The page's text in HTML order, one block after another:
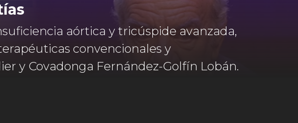
aórtica y tricúspide avanzada,
convencionales y
y Covadonga Fernández-Golfín Lobán.